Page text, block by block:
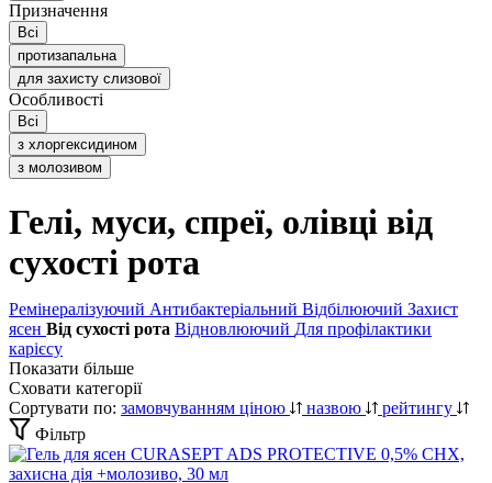
Призначення
Всі
протизапальна
для захисту слизової
Особливості
Всі
з хлоргексидином
з молозивом
Гелі, муси, спреї, олівці від
сухості рота
Ремінералізуючий Антибактеріальний Відбілюючий Захист
ясен Від сухості рота Відновлюючий Для профілактики
карієсу
Показати більше
Сховати категорії
Сортувати по: замовчуванням ціною назвою
рейтингу
Фільтр